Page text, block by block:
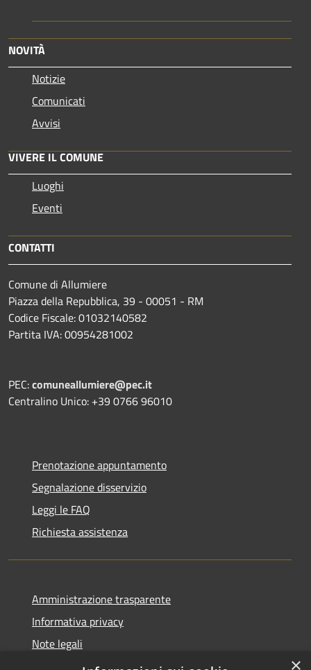
NOVITÀ
Notizie
Comunicati
Avvisi
VIVERE IL COMUNE
Luoghi
Eventi
CONTATTI
Comune di Allumiere
Piazza della Repubblica, 39 - 00051 - RM
Codice Fiscale: 01032140582
Partita IVA: 00954281002
PEC:comuneallumiere@pec.it
Centralino Unico: +39 0766 96010
Prenotazione appuntamento
Segnalazione disservizio
Leggi le FAQ
Richiesta assistenza
Amministrazione trasparente
Informativa privacy
Note legali
Dichiarazione di accessibilità
×